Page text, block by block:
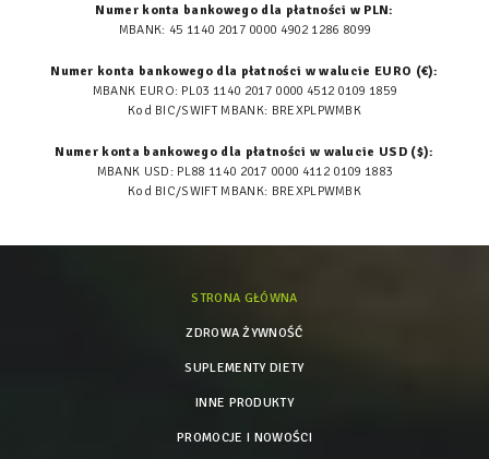
Numer konta bankowego dla płatności w PLN:
MBANK: 45 1140 2017 0000 4902 1286 8099
Numer konta bankowego dla płatności w walucie EURO (€):
MBANK EURO: PL03 1140 2017 0000 4512 0109 1859
Kod BIC/SWIFT MBANK: BREXPLPWMBK
Numer konta bankowego dla płatności w walucie USD ($):
MBANK USD: PL88 1140 2017 0000 4112 0109 1883
Kod BIC/SWIFT MBANK: BREXPLPWMBK
STRONA GŁÓWNA
ZDROWA ŻYWNOŚĆ
SUPLEMENTY DIETY
INNE PRODUKTY
PROMOCJE I NOWOŚCI